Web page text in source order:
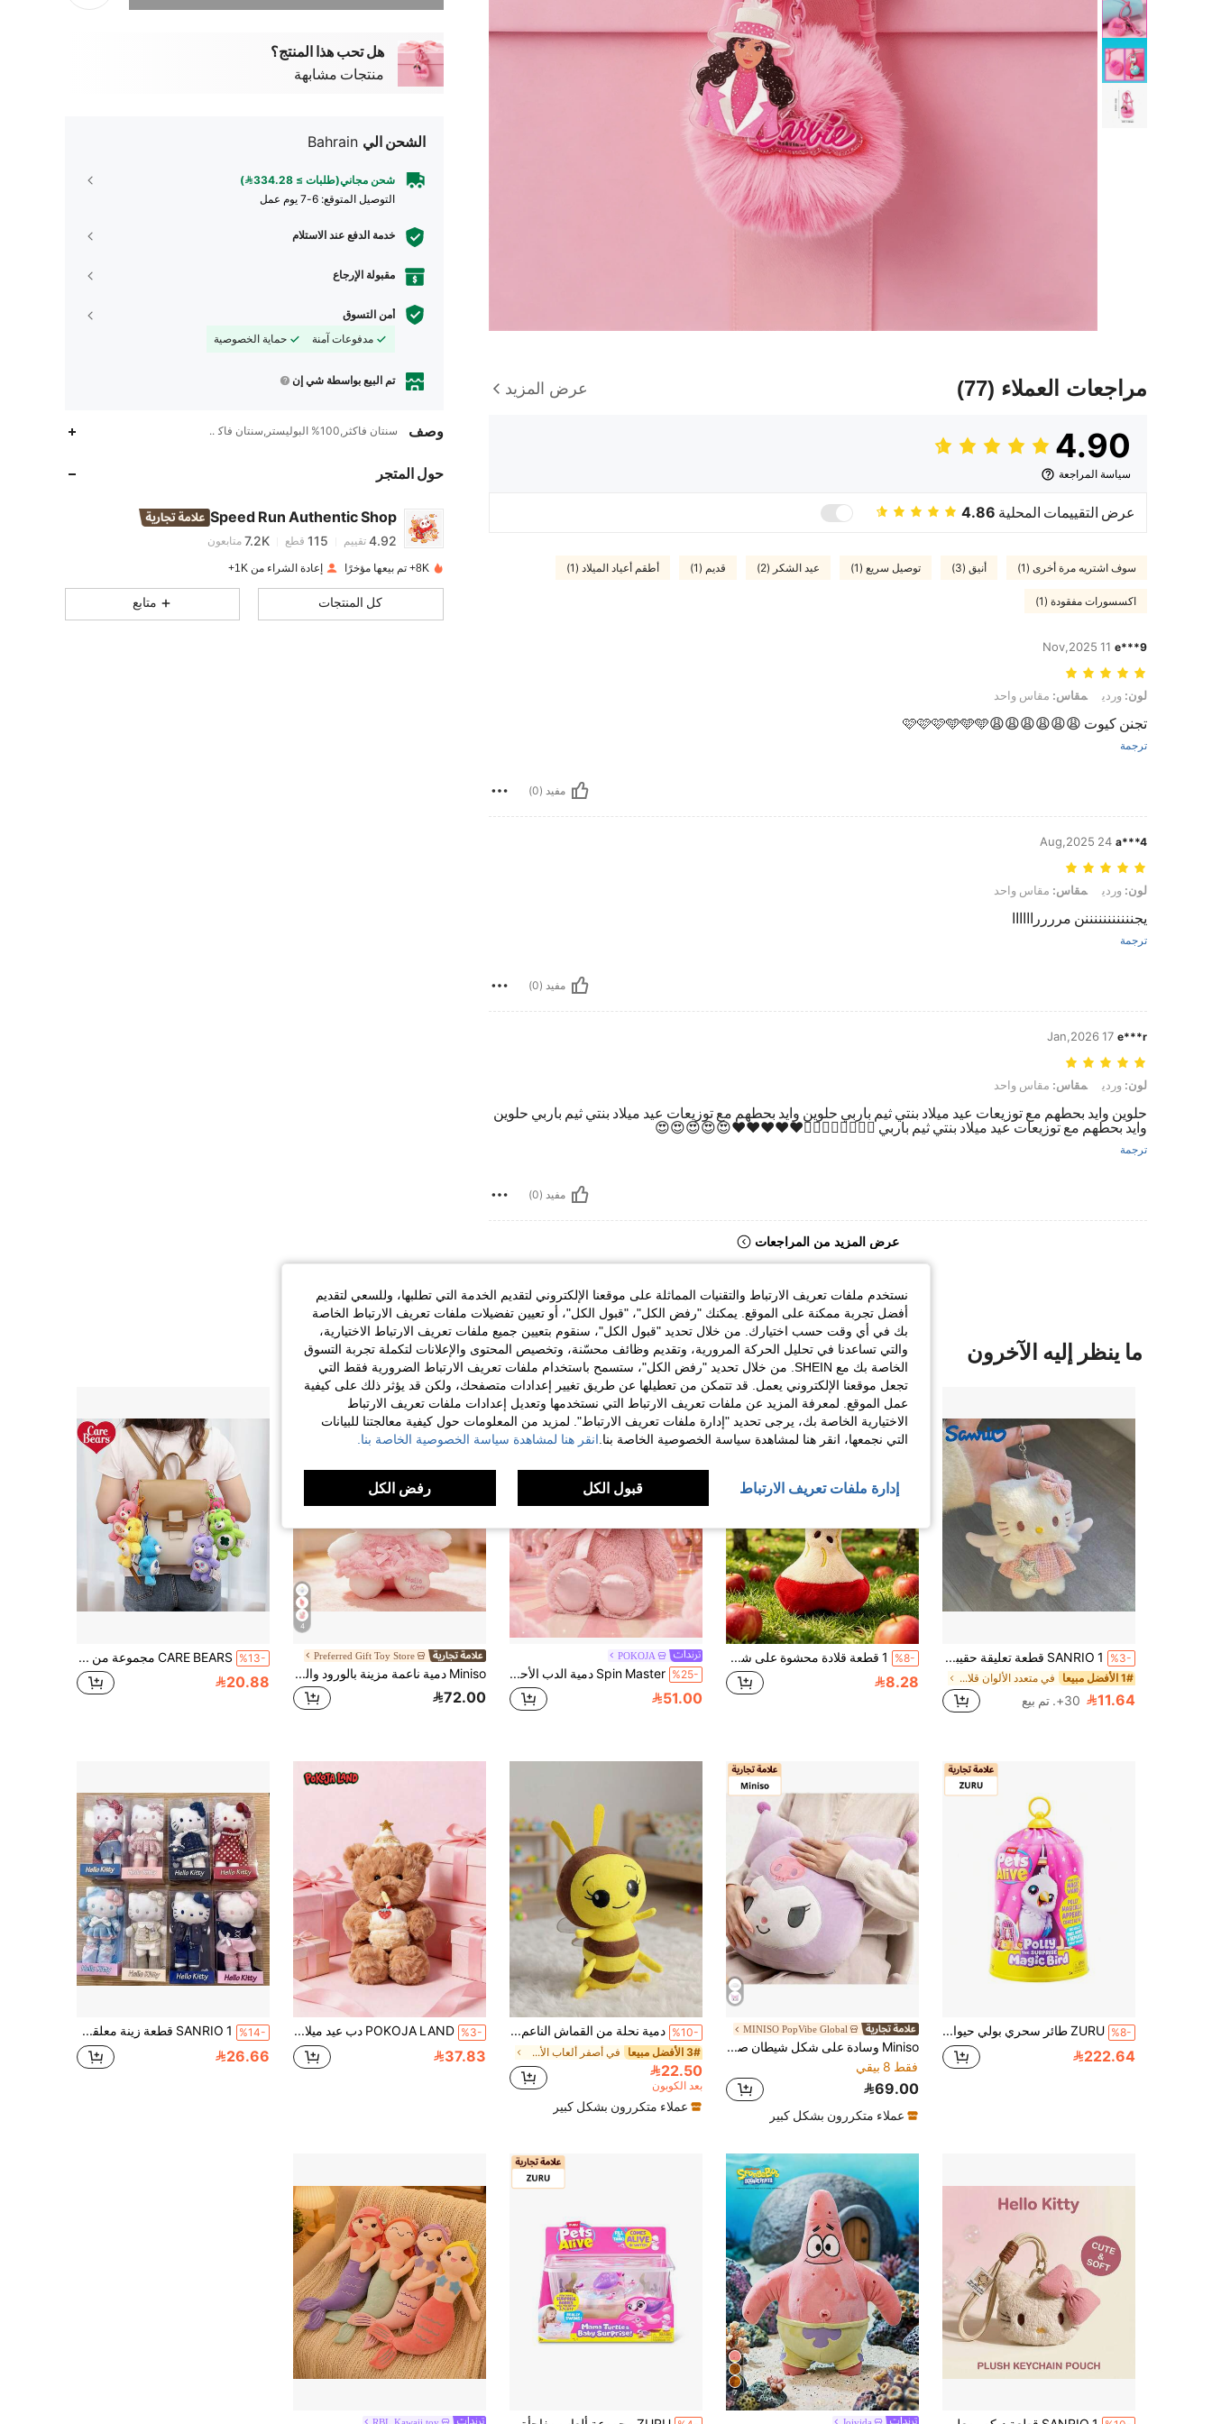
مراجعات العملاء (77) عرض المزيد
4.90
سياسة المراجعة
عرض التقييمات المحلية 4.86
سوف اشتريه مرة أخرى (1) أنيق (3) توصيل سريع (1) عيد الشكر (2) قديم (1) أطقم أعياد الميلاد (1)
اكسسورات مفقودة (1)
e***9
11 Nov,2025
لون: وردي, مقاس: مقاس واحد
لون: وردي مقاس: مقاس واحد
تجنن كيوت 😩😩😩😩😩😩🩷🩷🩷🩵🩵🩵
ترجمة
مفيد (0)
a***4
24 Aug,2025
لون: وردي, مقاس: مقاس واحد
لون: وردي مقاس: مقاس واحد
يجنننننننننننن مرررراااااا
ترجمة
مفيد (0)
e***r
17 Jan,2026
لون: وردي, مقاس: مقاس واحد
لون: وردي مقاس: مقاس واحد
حلوين وايد بحطهم مع توزيعات عيد ميلاد بنتي ثيم باربي حلوين وايد بحطهم مع توزيعات عيد ميلاد بنتي ثيم باربي حلوين
وايد بحطهم مع توزيعات عيد ميلاد بنتي ثيم باربي 👍🏻👍🏻👍🏻👍🏻❤️❤️❤️❤️❤️😍😍😍😍😍
ترجمة
مفيد (0)
عرض المزيد من المراجعات
هل تحب هذا المنتج؟
منتجات مشابهة
الشحن الي Bahrain
شحن مجاني(طلبات ≥ 334.28)
التوصيل المتوقع: 6-7 يوم عمل
خدمة الدفع عند الاستلام
مقبولة الإرجاع
أمن التسوق
مدفوعات آمنة
حماية الخصوصية
تم البيع بواسطة شي إن
وصف سنتان فأكثر,100% البوليستر,سنتان فأكثر
حول المتجر
Speed Run Authentic Shop
4.92
115
7.2K
4.92
4.92 تقييم 115 قطع 7.2K متابعون
4.92
8K+ تم بيعها مؤخرًا إعادة الشراء من 1K+
كل المنتجات متابع
ما ينظر إليه الآخرون
%3- SANRIO 1 قطعة تعليقة حقيبة من الفرو، 2 أسلوب تعليقة ملاك مع فستان فيونكة من التويد، تعليقة حقيبة ظهر، هدية عيد ميلاد وعيد الحب للفتيات
1# الأفضل مبيعا في متعدد الألوان قلادات قطيفة للأطفال
11.64 30+. تم بيع
%8- 1 قطعة قلادة محشوة على شكل قلب تفاحة لطيفة، تعليقة حقيبة بشكل تفاحة مقضومة إبداعية، إكسسوار فاكهة محشو ناعم ومنفوش، تصميم وجه مبتسم لطيف، إكسسوار موضة لحقيبة الظهر والحقيبة اليدوية، ديكور حقيبة رائع، هدية صغيرة مثالية للمراهقين والأصدقاء
8.28
POKOJA
%25- Spin Master دمية الدب الأحمر الوردي الناعم 10 بوصة مع فيونكة ، شكل الدب الناعم المحشو بتصميم جميل ، لعبة ناعمة للزينة في الغرفة أو كفكرة هدية
51.00
4
Preferred Gift Toy Store
Miniso دمية ناعمة مزينة بالورود والدانتيل الوردي والأبيض بشكل قطة هالو كيتي (1 قطعة)
72.00
%13- CARE BEARS مجموعة من سلسلة مفاتيح دب قلب من القماش الناعم، سلسلة مفاتيح جميلة، تعليق للحقيبة والمحفظة، سلسلة مفاتيح دب جذاب، تعليق للحقيبة، هدية، سلسلة مفاتيح، حقيبة يد، حقيبة كتف، غطاء سماعات الأذن، قلادة، حقيبة سيارة شخصية، خطاف للمفاتيح، حقيبة يد، حقيبة كتف وسيارة مطابقة | تصميم كرتوني جذاب للحيوانات | هدية عيد ميلاد مثالية، هدية عيد الميلاد
20.88
%8- ZURU طائر سحري بولي حيوان أليف آلي، هدية مثالية للفتيات، بيضة غامضة، 1 قطعة
222.64
MINISO PopVibe Global
Miniso وسادة على شكل شيطان صغير من سلسلة كورومي من ماينيسو، إصدار محسن، مصنوعة من مواد ناعمة وصديقة للبشرة، بصورة كرتونية جميلة (1 قطعة)
فقط 8 بيقي
69.00
عملاء متكررون بشكل كبير
%10- دمية نحلة من القماش الناعم، مناسبة للاستخدام الداخلي والخارجي، مناسبة للأطفال للعب. دمية مضحكة، هدية للعائلة والأصدقاء، دمية للأطفال، هدية عيد الميلاد، هدية عيد الهالوين، هدية لجوارب عيد الميلاد، هدية عيد ميلاد، هدية عيد الزواج، هدية عيد الطفل
3# الأفضل مبيعا في أصفر ألعاب الأطفال المحشوة والقطيفة
22.50
بعد الكوبون
عملاء متكررون بشكل كبير
%3- POKOJA LAND دب عيد ميلاد سعيد يحمل كعكة، دمية حيوانات محشوة كاواييي، دب تيدي كبير من القماش المخملي، ألعاب وديكور أريكة، هدايا مفضلة للعطلات للعائلة والأصدقاء والزملاء
37.83
%14- SANRIO 1 قطعة زينة معلقة من دمية هلو كيتي الكيتن الطويل الساقين الناعمة، دمية ناعمة ديكور، هدية عيد
26.66
7
نستخدم ملفات تعريف الارتباط والتقنيات المماثلة على موقعنا الإلكتروني لتقديم الخدمة التي تطلبها، وللسعي لتقديم
أفضل تجربة ممكنة على الموقع. يمكنك "رفض الكل"، "قبول الكل"، أو تعيين تفضيلات ملفات تعريف الارتباط الخاصة
بك في أي وقت حسب اختيارك. من خلال تحديد "قبول الكل"، سنقوم بتعيين جميع ملفات تعريف الارتباط الاختيارية،
والتي تساعدنا في تحليل الحركة المرورية، وتقديم وظائف محسّنة، وتخصيص المحتوى والإعلانات لتكملة تجربة التسوق
الخاصة بك مع SHEIN. من خلال تحديد "رفض الكل"، ستسمح باستخدام ملفات تعريف الارتباط الضرورية فقط التي
تجعل موقعنا الإلكتروني يعمل. قد تتمكن من تعطيلها عن طريق تغيير إعدادات متصفحك، ولكن قد يؤثر ذلك على كيفية
عمل الموقع. لمعرفة المزيد عن ملفات تعريف الارتباط التي نستخدمها وتعديل إعدادات ملفات تعريف الارتباط
الاختيارية الخاصة بك، يرجى تحديد "إدارة ملفات تعريف الارتباط". لمزيد من المعلومات حول كيفية معالجتنا للبيانات
التي نجمعها، انقر هنا لمشاهدة سياسة الخصوصية الخاصة بنا. انقر هنا لمشاهدة سياسة الخصوصية الخاصة بنا.
إدارة ملفات تعريف الارتباط قبول الكل رفض الكل